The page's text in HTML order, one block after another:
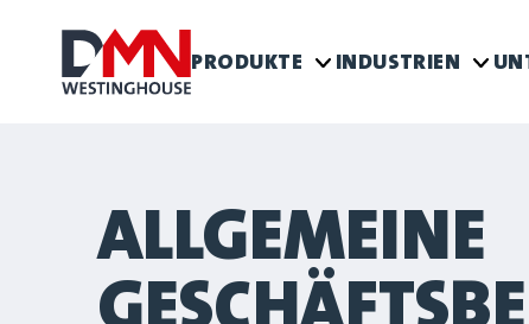
PRODUKTE INDUSTRIEN
ALLGEMEINE